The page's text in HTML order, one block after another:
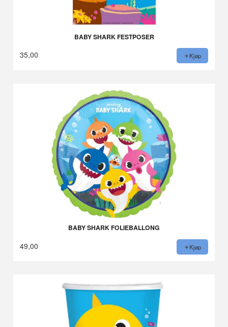
BABY SHARK FESTPOSER
35,00 Kjøp
BABY SHARK FOLIEBALLONG
49,00 Kjøp